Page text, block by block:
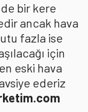
bir kere
ancak hava
fazla ise
için
eski hava
ederiz